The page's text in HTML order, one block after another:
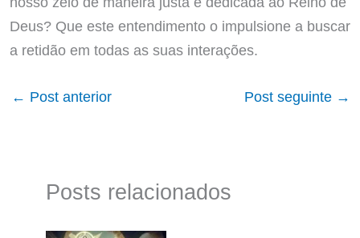
Deus? Que este entendimento o impulsione a buscar
a retidão em todas as suas interações.
← Post anterior Post seguinte →
Posts relacionados